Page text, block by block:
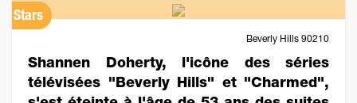
Stars
Beverly Hills 90210
Shannen Doherty, l'icône des séries
télévisées "Beverly Hills" et "Charmed",